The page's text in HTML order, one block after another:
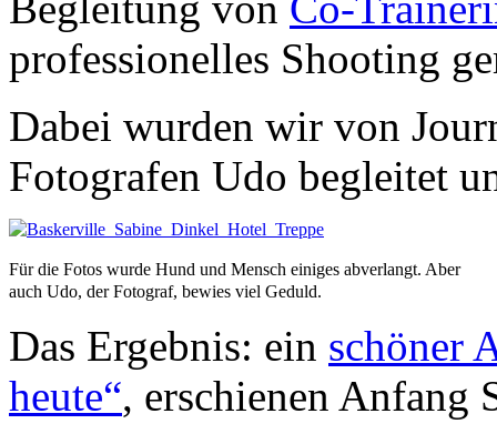
professionelles Shooting
Dabei wurden wir von
Fotografen Udo begleitet
Für die Fotos wurde Hund und Mensch einiges abverlangt. Aber
auch Udo, der Fotograf, bewies viel Geduld.
Das Ergebnis: ein schöner
heute“, erschienen Anfang